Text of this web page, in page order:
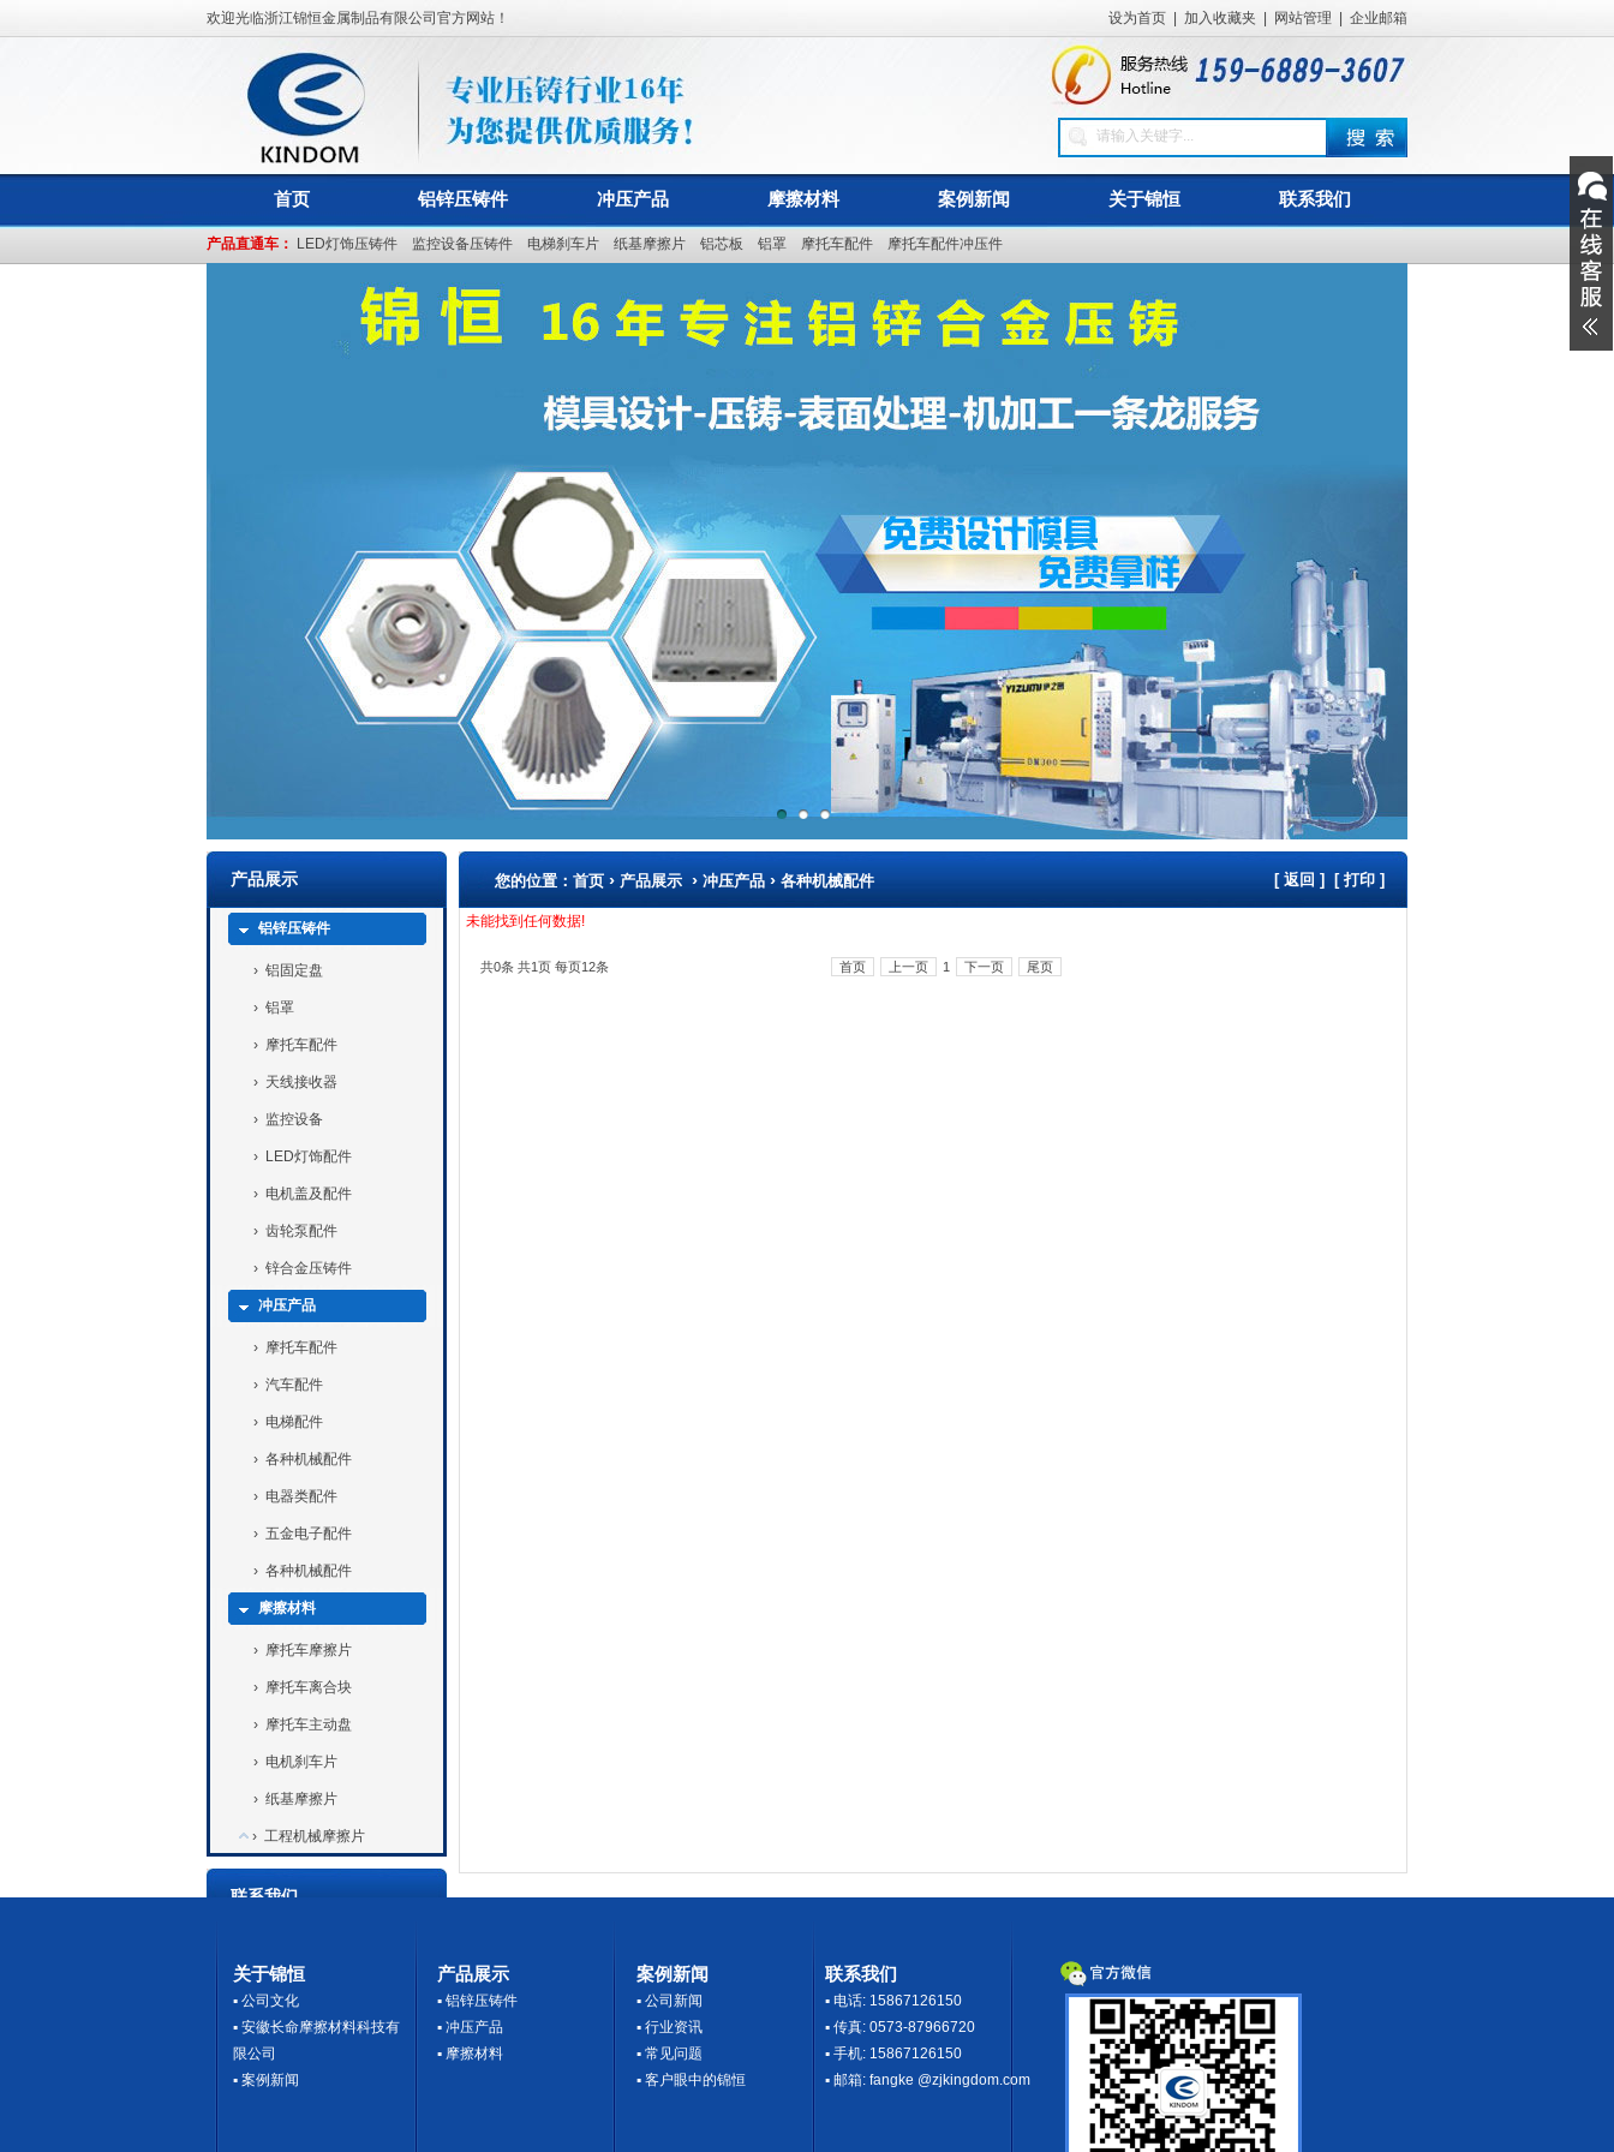
欢迎光临浙江锦恒金属制品有限公司官方网站！ 设为首页 加入收藏夹 网站管理 企业邮箱
首页 铝锌压铸件 冲压产品 摩擦材料 案例新闻 关于锦恒 联系我们
产品直通车： LED灯饰压铸件 监控设备压铸件 电梯刹车片 纸基摩擦片 铝芯板 铝罩 摩托车配件 摩托车配件冲压件
产品展示
铝锌压铸件
› 铝固定盘
› 铝罩
› 摩托车配件
› 天线接收器
› 监控设备
› LED灯饰配件
› 电机盖及配件
› 齿轮泵配件
› 锌合金压铸件
冲压产品
› 摩托车配件
› 汽车配件
› 电梯配件
› 各种机械配件
› 电器类配件
› 五金电子配件
› 各种机械配件
摩擦材料
› 摩托车摩擦片
› 摩托车离合块
› 摩托车主动盘
› 电机刹车片
› 纸基摩擦片
› 工程机械摩擦片
联系我们
电话:15867126150
传真:0573-87966720
邮箱:fangke @zjkingdom.com
网址:www.zjkingdom.com
地址:海宁市长安镇农发区新兴路
您的位置： 首页 › 产品展示 › 冲压产品 › 各种机械配件 [ 返回 ] [ 打印 ]
未能找到任何数据!
共0条 共1页 每页12条 首页 上一页 1 下一页 尾页
关于锦恒
▪ 公司文化
▪ 安徽长命摩擦材料科技有
限公司
▪ 案例新闻
产品展示
▪ 铝锌压铸件
▪ 冲压产品
▪ 摩擦材料
案例新闻
▪ 公司新闻
▪ 行业资讯
▪ 常见问题
▪ 客户眼中的锦恒
联系我们
▪ 电话: 15867126150
▪ 传真: 0573-87966720
▪ 手机: 15867126150
▪ 邮箱: fangke @zjkingdom.com